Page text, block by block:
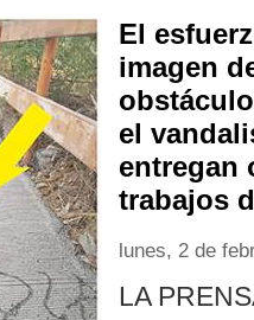
El
imagen
el
entregan
trabajos
lunes, 2 de
LA